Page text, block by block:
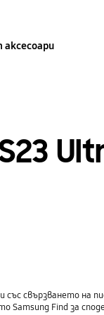
свързването на
Find за споделяне на вашето